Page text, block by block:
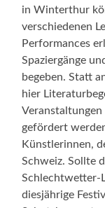
in Winterthur
verschiedenen
Performances
Spaziergänge
begeben. Statt
hier
Veranstaltungen
gefördert
Künstlerinnen,
Schweiz. Sollte
Schlechtwetter-
diesjährige